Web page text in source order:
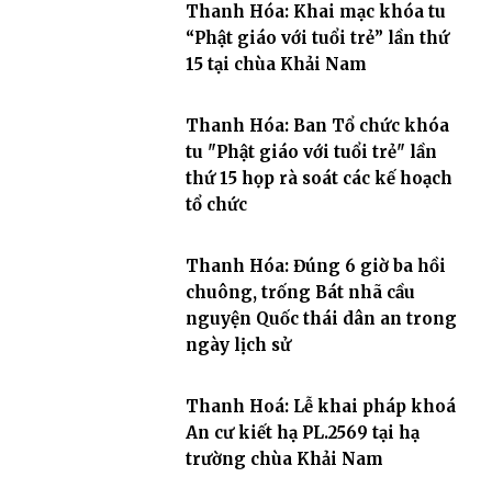
Thanh Hóa: Khai mạc khóa tu
“Phật giáo với tuổi trẻ” lần thứ
15 tại chùa Khải Nam
Thanh Hóa: Ban Tổ chức khóa
tu "Phật giáo với tuổi trẻ" lần
thứ 15 họp rà soát các kế hoạch
tổ chức
Thanh Hóa: Đúng 6 giờ ba hồi
chuông, trống Bát nhã cầu
nguyện Quốc thái dân an trong
ngày lịch sử
Thanh Hoá: Lễ khai pháp khoá
An cư kiết hạ PL.2569 tại hạ
trường chùa Khải Nam